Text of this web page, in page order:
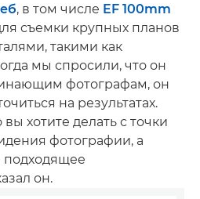
, в том числе EF 100mm
съемки крупных планов
такими как
мы спросили, что он
фотографам, он
на результатах.
хотите делать с точки
фотографии, а
подходящее
он.